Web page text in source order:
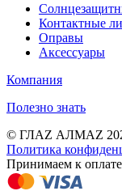
Контактные
Оправы
Аксессуары
Компания
Полезно знать
© ГЛАZ АЛМАZ
Политика
Принимаем к оплате